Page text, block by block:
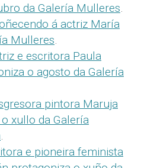
da Galería Mulleres.
á actriz María
Mulleres.
e escritora Paula
o agosto da Galería
pintora Maruja
xullo da Galería
.
e pioneira feminista